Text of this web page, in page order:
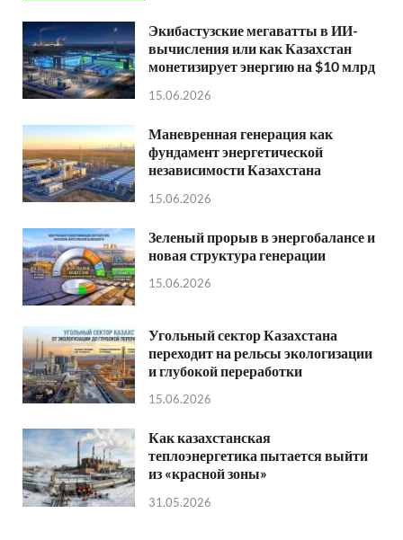
Экибастузские мегаватты в ИИ-
вычисления или как Казахстан
монетизирует энергию на $10 млрд
15.06.2026
Маневренная генерация как
фундамент энергетической
независимости Казахстана
15.06.2026
Зеленый прорыв в энергобалансе и
новая структура генерации
15.06.2026
Угольный сектор Казахстана
переходит на рельсы экологизации
и глубокой переработки
15.06.2026
Как казахстанская
теплоэнергетика пытается выйти
из «красной зоны»
31.05.2026